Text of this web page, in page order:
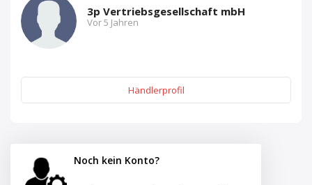
3p Vertriebsgesellschaft mbH
Vor 5 Jahren
Händlerprofil
Noch kein Konto?